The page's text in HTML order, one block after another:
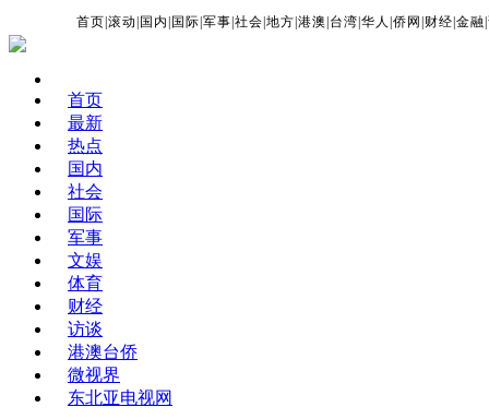
首页 |滚动 国内 国际 |军事 |社会 |地方 |港澳 台湾 |华人 |侨网 财经 |金融 |
首页
最新
热点
国内
社会
国际
军事
文娱
体育
财经
访谈
港澳台侨
微视界
东北亚电视网